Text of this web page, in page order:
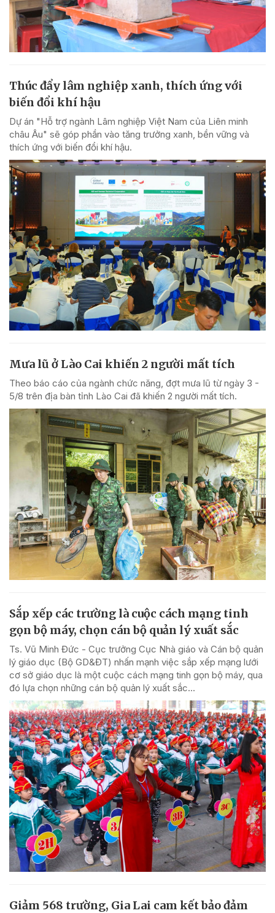
Thúc đẩy lâm nghiệp xanh, thích ứng với
biến đổi khí hậu
Dự án "Hỗ trợ ngành Lâm nghiệp Việt Nam của Liên minh
châu Âu" sẽ góp phần vào tăng trưởng xanh, bền vững và
thích ứng với biến đổi khí hậu.
Mưa lũ ở Lào Cai khiến 2 người mất tích
Theo báo cáo của ngành chức năng, đợt mưa lũ từ ngày 3 -
5/8 trên địa bàn tỉnh Lào Cai đã khiến 2 người mất tích.
Sắp xếp các trường là cuộc cách mạng tinh
gọn bộ máy, chọn cán bộ quản lý xuất sắc
Ts. Vũ Minh Đức - Cục trưởng Cục Nhà giáo và Cán bộ quản
lý giáo dục (Bộ GD&ĐT) nhấn mạnh việc sắp xếp mạng lưới
cơ sở giáo dục là một cuộc cách mạng tinh gọn bộ máy, qua
đó lựa chọn những cán bộ quản lý xuất sắc...
Giảm 568 trường, Gia Lai cam kết bảo đảm